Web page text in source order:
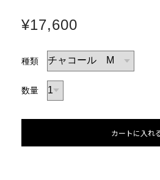
¥17,600
種類
数量
カートに入れ